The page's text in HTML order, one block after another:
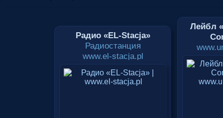
Радио «EL-Stacja»
Радиостанция
www.el-stacja.pl
Лейбл